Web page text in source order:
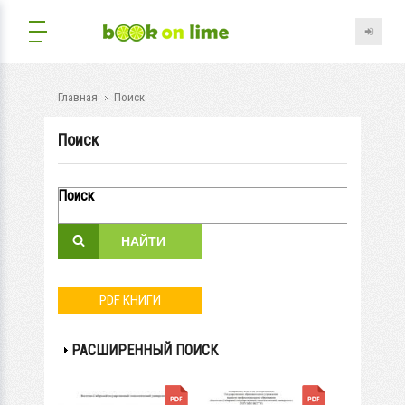
Главная Поиск
Поиск
Поиск
PDF КНИГИ
ПОКАЗАТЬ
РАСШИРЕННЫЙ ПОИСК